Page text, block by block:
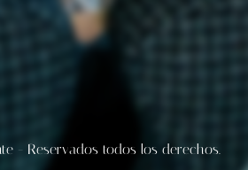
- Reservados todos los derechos.